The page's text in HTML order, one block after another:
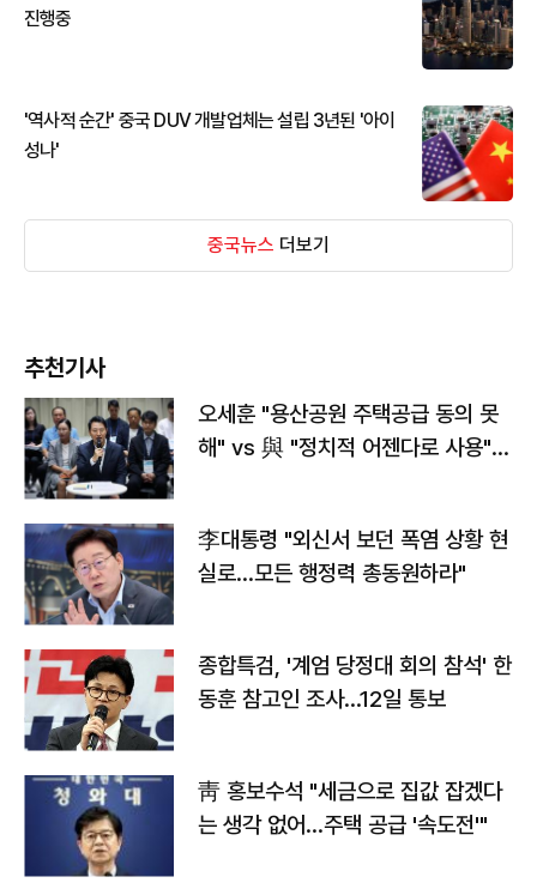
진행중
'역사적 순간' 중국 DUV 개발업체는 설립 3년된 '아이
성나'
중국뉴스 더보기
추천기사
오세훈 "용산공원 주택공급 동의 못
해" vs 與 "정치적 어젠다로 사용"
李대통령 "외신서 보던 폭염 상황 현
실로…모든 행정력 총동원하라"
종합특검, '계엄 당정대 회의 참석' 한
동훈 참고인 조사...12일 통보
靑 홍보수석 "세금으로 집값 잡겠다
는 생각 없어…주택 공급 '속도전'"